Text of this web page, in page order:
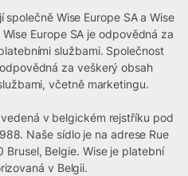
Wise Europe SA a Wise
Europe SA je odpovědná za
službami. Společnost
za veškerý obsah
včetně marketingu.
v belgickém rejstříku pod
Naše sídlo je na adrese Rue
Belgie. Wise je platební
v Belgii.